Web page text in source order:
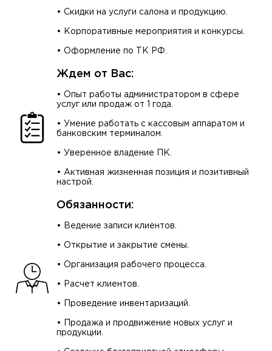
• Скидки на услуги салона и продукцию.
• Корпоративные мероприятия и конкурсы.
• Оформление по ТК РФ.
Ждем от Вас:
• Опыт работы администратором в сфере
услуг или продаж от 1 года.
• Умение работать с кассовым аппаратом и
банковским терминалом.
• Уверенное владение ПК.
• Активная жизненная позиция и позитивный
настрой.
Обязанности:
• Ведение записи клиентов.
• Открытие и закрытие смены.
• Организация рабочего процесса.
• Расчет клиентов.
• Проведение инвентаризаций.
• Продажа и продвижение новых услуг и
продукции.